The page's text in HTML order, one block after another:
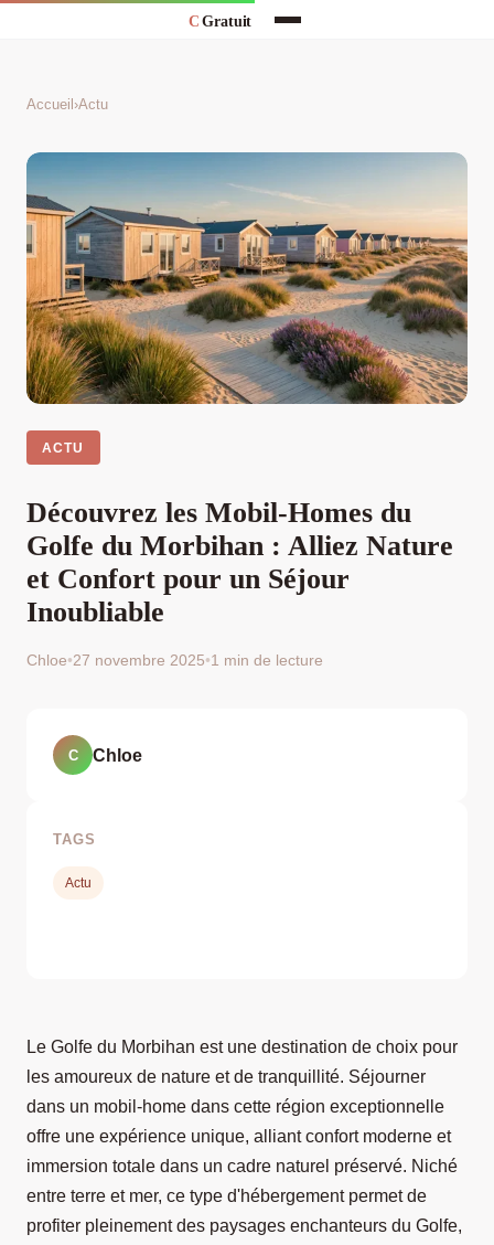
Accueil ›Actu
ACTU
Découvrez les Mobil-Homes du
Golfe du Morbihan : Alliez Nature
et Confort pour un Séjour
Inoubliable
Chloe•27 novembre 2025•1 min de lecture
Le Golfe du Morbihan est une destination de choix pour
les amoureux de nature et de tranquillité. Séjourner
dans un mobil-home dans cette région exceptionnelle
offre une expérience unique, alliant confort moderne et
immersion totale dans un cadre naturel préservé. Niché
entre terre et mer, ce type d'hébergement permet de
profiter pleinement des paysages enchanteurs du Golfe,
C Chloe
TAGS
Actu